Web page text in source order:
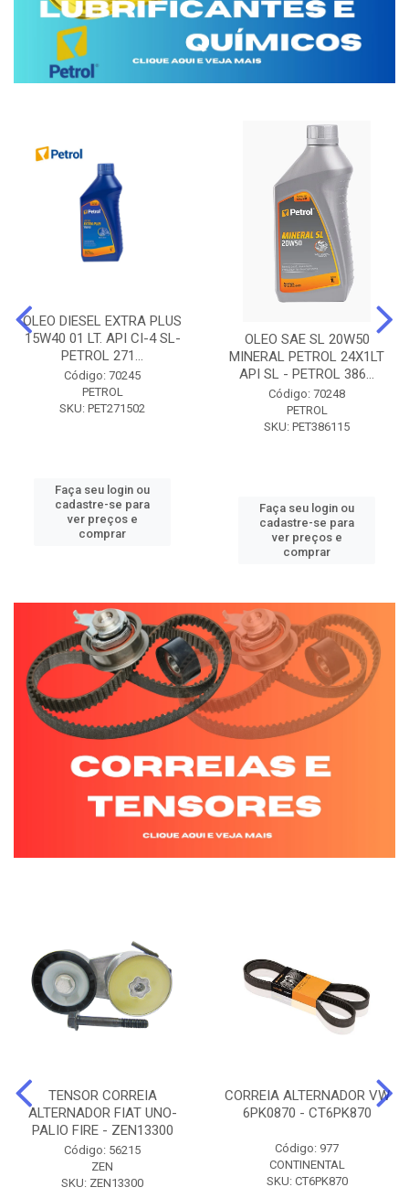
OLEO DIESEL EXTRA PLUS
15W40 01 LT. API CI-4 SL-
PETROL 271...
Código: 70245
PETROL
SKU: PET271502
Faça seu login ou
cadastre-se para
ver preços e
comprar
OLEO SAE SL 20W50
MINERAL PETROL 24X1LT
API SL - PETROL 386...
Código: 70248
PETROL
SKU: PET386115
Faça seu login ou
cadastre-se para
ver preços e
comprar
TENSOR CORREIA
ALTERNADOR FIAT UNO-
PALIO FIRE - ZEN13300
Código: 56215
ZEN
SKU: ZEN13300
CORREIA ALTERNADOR VW
6PK0870 - CT6PK870
Código: 977
CONTINENTAL
SKU: CT6PK870